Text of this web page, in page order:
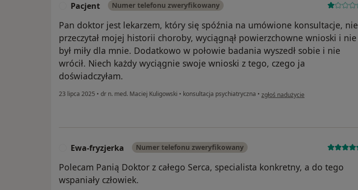
Pacjent Numer telefonu zweryfikowany
Pan doktor jest lekarzem, który się spóźnia na umówione konsultacje, nie
przeczytał mojej historii choroby, wyciągnął powierzchowne wnioski i nie
był miły dla mnie. Dodatkowo w połowie badania wyszedł sobie i nie
wrócił. Niech każdy wyciągnie swoje wnioski z tego, czego ja
doświadczyłam.
23 lipca 2025 • dr n. med. Maciej Kuligowski • konsultacja psychiatryczna • w opinii użytkownika Pacjent
zgłoś nadużycie
Ewa-fryzjerka Numer telefonu zweryfikowany
Polecam Panią Doktor z całego Serca, specialista konkretny, a do tego
wspaniały człowiek.